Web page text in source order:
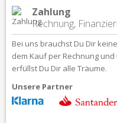
Zahlung
Rechnung,
Bei uns brauchst Du Dir
dem Kauf per Rechnung
erfüllst Du Dir alle Träume.
Unsere Partner